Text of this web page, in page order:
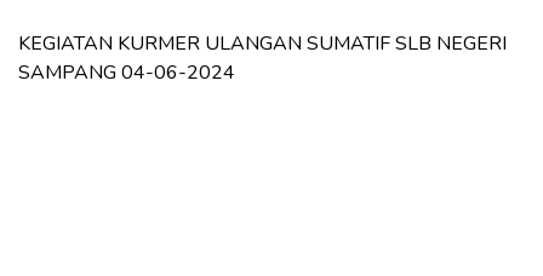
KEGIATAN KURMER ULANGAN SUMATIF SLB NEGERI
SAMPANG 04-06-2024